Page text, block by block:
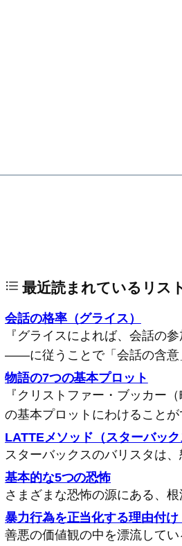
最近読まれているリス
会話の格率（グライス）
『グライスによれば、会話の
――に従うことで「会話の含
物語の7つの基本プロット
『クリストファー・ブッカー
の基本プロットにわけること
LATTEメソッド（スターバック
スターバックスのバリスタは
基本的な5つの恐怖
さまざまな恐怖の源にある、根
暴力行為を正当化する理由付け
善悪の価値観の中を漂流して